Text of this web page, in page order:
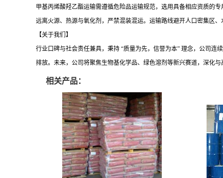
甲基丙烯酸羟乙酯运输需遵循危险品运输规范，选用具备相应资质的
远离火源、热源与氧化剂，严禁混装混运。运输路线避开人口密集区
【关于我们】
行业口碑与社会责任兼具， 秉持 “质量为先，信誉为本” 理念，公司连
排放。未来，公司将聚焦生物基化学品、绿色溶剂等新兴赛道，深化
相关产品：